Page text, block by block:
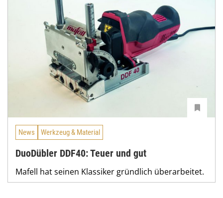
News Werkzeug & Material
DuoDübler DDF40: Teuer und gut
Mafell hat seinen Klassiker gründlich überarbeitet.